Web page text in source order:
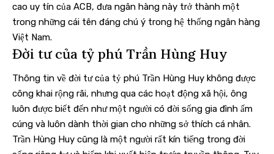
cao uy tín của ACB, đưa ngân hàng này trở thành một
trong những cái tên đáng chú ý trong hệ thống ngân hàng
Việt Nam.
Đời tư của tỷ phú Trần Hùng Huy
Thông tin về đời tư của tỷ phú Trần Hùng Huy không được
công khai rộng rãi, nhưng qua các hoạt động xã hội, ông
luôn được biết đến như một người có đời sống gia đình ấm
cúng và luôn dành thời gian cho những sở thích cá nhân.
Trần Hùng Huy cũng là một người rất kín tiếng trong đời